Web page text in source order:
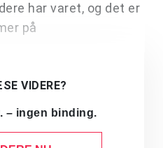
har varet, og det er
på
VIDERE?
– ingen binding.